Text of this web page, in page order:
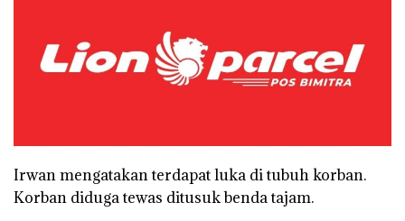
Irwan mengatakan terdapat luka di tubuh korban.
Korban diduga tewas ditusuk benda tajam.